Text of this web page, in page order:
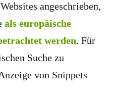
angeschrieben,
als europäische
werden. Für
Suche zu
von Snippets